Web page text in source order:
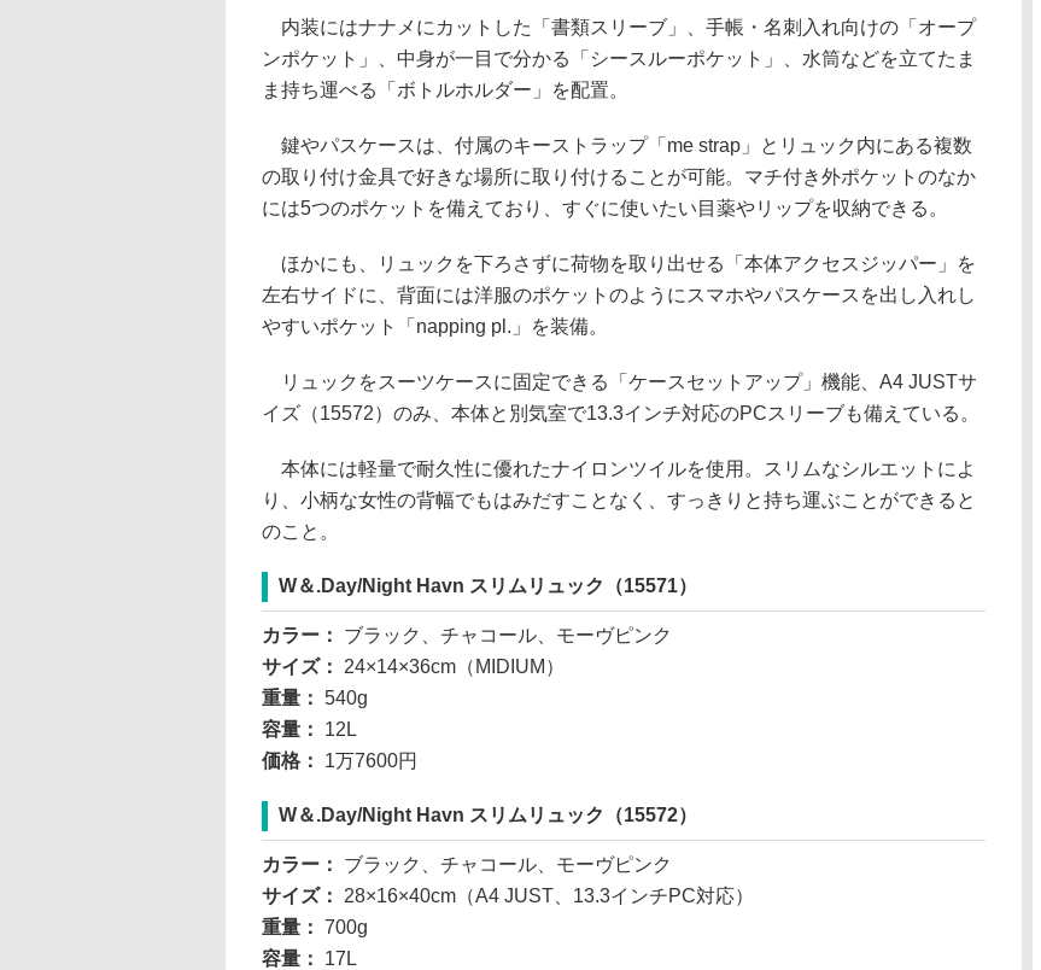
内装にはナナメにカットした「書類スリーブ」、手帳・名刺入れ向けの「オープ
ンポケット」、中身が一目で分かる「シースルーポケット」、水筒などを立てたま
ま持ち運べる「ボトルホルダー」を配置。
鍵やパスケースは、付属のキーストラップ「me strap」とリュック内にある複数
の取り付け金具で好きな場所に取り付けることが可能。マチ付き外ポケットのなか
には5つのポケットを備えており、すぐに使いたい目薬やリップを収納できる。
ほかにも、リュックを下ろさずに荷物を取り出せる「本体アクセスジッパー」を
左右サイドに、背面には洋服のポケットのようにスマホやパスケースを出し入れし
やすいポケット「napping pl.」を装備。
リュックをスーツケースに固定できる「ケースセットアップ」機能、A4 JUSTサ
イズ（15572）のみ、本体と別気室で13.3インチ対応のPCスリーブも備えている。
本体には軽量で耐久性に優れたナイロンツイルを使用。スリムなシルエットによ
り、小柄な女性の背幅でもはみだすことなく、すっきりと持ち運ぶことができると
のこと。
W＆.Day/Night Havn スリムリュック（15571）
カラー： ブラック、チャコール、モーヴピンク
サイズ： 24×14×36cm（MIDIUM）
重量： 540g
容量： 12L
価格： 1万7600円
W＆.Day/Night Havn スリムリュック（15572）
カラー： ブラック、チャコール、モーヴピンク
サイズ： 28×16×40cm（A4 JUST、13.3インチPC対応）
重量： 700g
容量： 17L